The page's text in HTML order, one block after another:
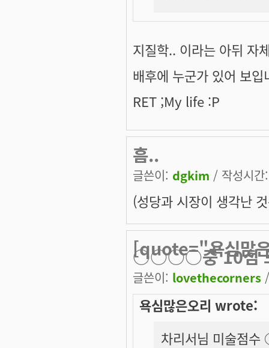
지질학.. 이라는 아뒤 자
배후에 누군가 있어 보입
RET ;My life :P
흠..
글쓴이: dgkim / 작성시
(성당과 시장이 생각난
[quote="욕심많
○○○○중 10점
글쓴이: lovethecorners
욕심많은오리 wrote:
차리서님 미술점